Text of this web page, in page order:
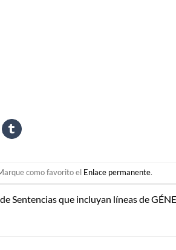
como favorito el Enlace permanente.
Sentencias que incluyan líneas de